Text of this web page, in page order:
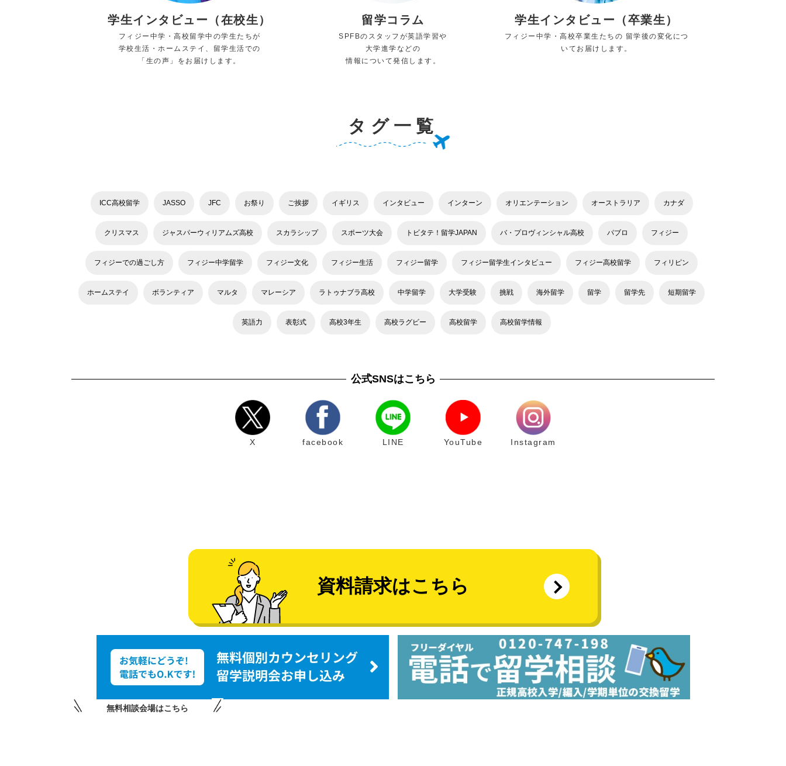
学生インタビュー（在校生）
フィジー中学・高校留学中の学生たちが
学校生活・ホームステイ、留学生活での
「生の声」をお届けします。
留学コラム
SPFBのスタッフが英語学習や
大学進学などの
情報について発信します。
学生インタビュー（卒業生）
フィジー中学・高校卒業生たちの 留学後の変化につ
いてお届けします。
タグ一覧
ICC高校留学 JASSO JFC お祭り ご挨拶 イギリス インタビュー インターン オリエンテーション オーストラリア カナダ
クリスマス ジャスパーウィリアムズ高校 スカラシップ スポーツ大会 トビタテ！留学JAPAN バ・プロヴィンシャル高校 パブロ フィジー
フィジーでの過ごし方 フィジー中学留学 フィジー文化 フィジー生活 フィジー留学 フィジー留学生インタビュー フィジー高校留学 フィリピン
ホームステイ ボランティア マルタ マレーシア ラトゥナブラ高校 中学留学 大学受験 挑戦 海外留学 留学 留学先 短期留学
英語力 表彰式 高校3年生 高校ラグビー 高校留学 高校留学情報
公式SNSはこちら
X facebook LINE YouTube Instagram
資料請求はこちら
無料相談会場はこちら